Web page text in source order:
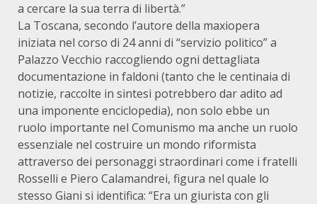
a cercare la sua terra di libertà.”
La Toscana, secondo l’autore della maxiopera
iniziata nel corso di 24 anni di “servizio politico” a
Palazzo Vecchio raccogliendo ogni dettagliata
documentazione in faldoni (tanto che le centinaia di
notizie, raccolte in sintesi potrebbero dar adito ad
una imponente enciclopedia), non solo ebbe un
ruolo importante nel Comunismo ma anche un ruolo
essenziale nel costruire un mondo riformista
attraverso dei personaggi straordinari come i fratelli
Rosselli e Piero Calamandrei, figura nel quale lo
stesso Giani si identifica: “Era un giurista con gli